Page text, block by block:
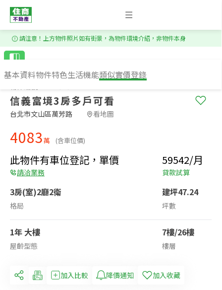
基本資料物件特色生活機能類似實價登錄
請注意！上方物件照片如有街景，為物件環境介紹，非物件本身
信義富境3房多戶可看
台北市文山區萬芳路​ 看地圖
4083萬 (含車位價)
此物件有車位登記，單價
請洽業務
59542/月
貸款試算
3房(室)2廳2衛
格局
建坪47.24
坪數
1年 大樓
屋齡型態
7樓/26樓
樓層
加入比較 降價通知 加入收藏